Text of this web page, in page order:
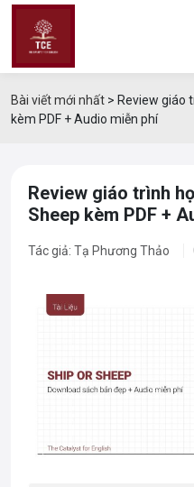
Bài viết mới nhất > Review giáo
kèm PDF + Audio miễn phí
Review giáo trình
Sheep kèm PDF +
Tác giả: Tạ Phương Thảo